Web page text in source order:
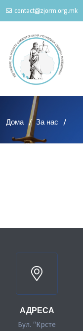
contact@zjorm.org.mk
Дома За нас
АДРЕСА
Бул. “Крсте